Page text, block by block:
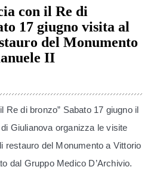
con il Re di
17 giugno visita al
del Monumento
II
Re di bronzo” Sabato 17 giugno il
Giulianova organizza le visite
restauro del Monumento a Vittorio
dal Gruppo Medico D’Archivio.